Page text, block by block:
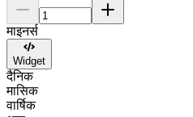
माइनर्स
Widget
दैनिक
मासिक
वार्षिक